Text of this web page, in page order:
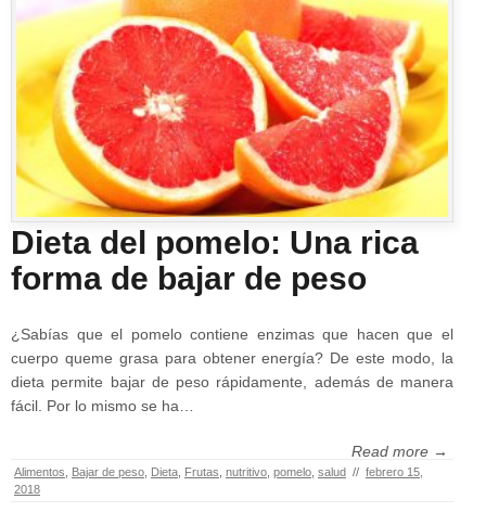
Dieta del pomelo: Una rica
forma de bajar de peso
¿Sabías que el pomelo contiene enzimas que hacen que el
cuerpo queme grasa para obtener energía? De este modo, la
dieta permite bajar de peso rápidamente, además de manera
fácil. Por lo mismo se ha…
Read more →
Alimentos Bajar de peso Dieta Frutas nutritivo pomelo salud // febrero 15,
2018